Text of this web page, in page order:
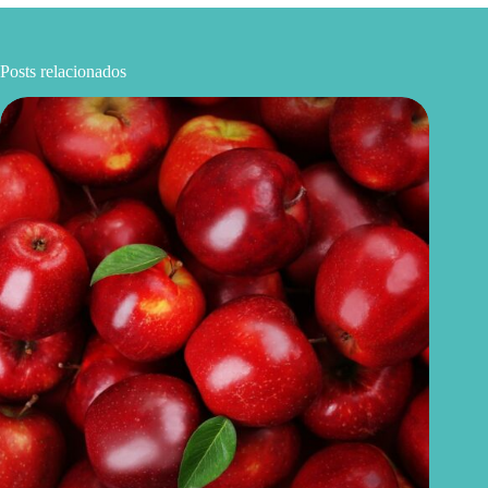
Posts relacionados